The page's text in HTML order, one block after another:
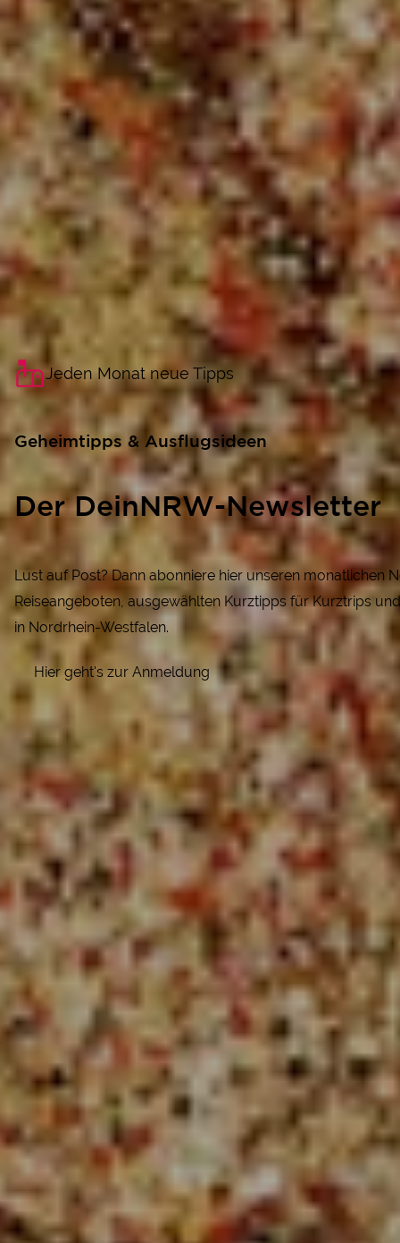
Jeden Monat neue Tipps
Geheimtipps & Ausflugsideen
Der DeinNRW-Newsletter
Lust auf Post? Dann abonniere hier unseren monatlichen
Reiseangeboten, ausgewählten Kurztipps für Kurztrips
in Nordrhein-Westfalen.
Hier geht's zur Anmeldung